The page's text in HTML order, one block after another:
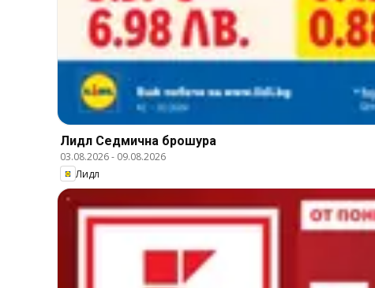
Лидл Cедмична брошура
03.08.2026- 09.08.2026
Лидл